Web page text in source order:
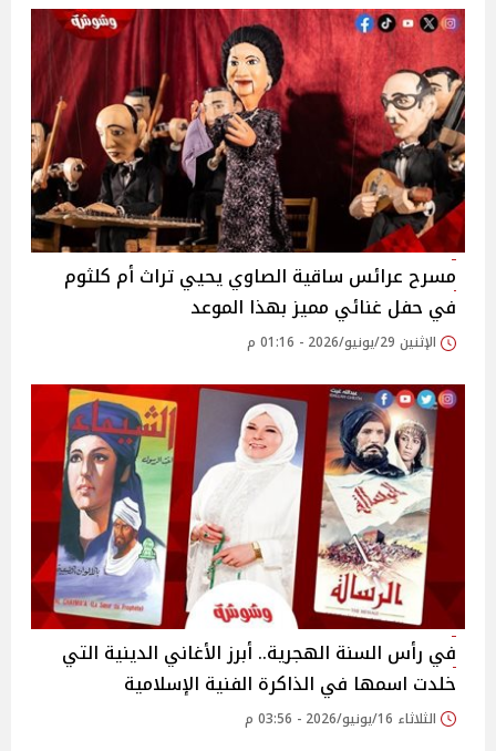
مسرح عرائس ساقية الصاوي يحيي تراث أم كلثوم
في حفل غنائي مميز بهذا الموعد
الإثنين 29/يونيو/2026 - 01:16 م
في رأس السنة الهجرية.. أبرز الأغاني الدينية التي
خلدت اسمها في الذاكرة الفنية الإسلامية
الثلاثاء 16/يونيو/2026 - 03:56 م